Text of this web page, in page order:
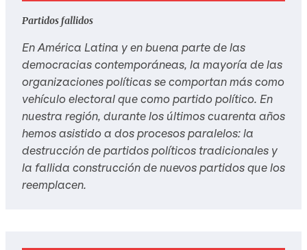
Partidos fallidos
En América Latina y en buena parte de las
democracias contemporáneas, la mayoría de las
organizaciones políticas se comportan más como
vehículo electoral que como partido político. En
nuestra región, durante los últimos cuarenta años
hemos asistido a dos procesos paralelos: la
destrucción de partidos políticos tradicionales y
la fallida construcción de nuevos partidos que los
reemplacen.